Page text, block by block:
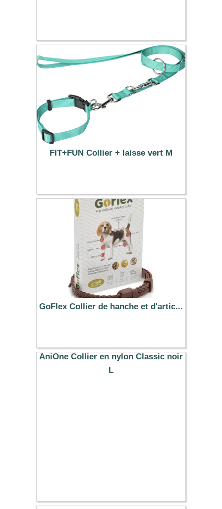
FIT+FUN Collier + laisse vert M
14.99 €
GoFlex Collier de hanche et d'artic...
26.90 €
AniOne Collier en nylon Classic noir
L